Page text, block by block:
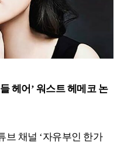
헤어’ 워스트 헤메코 논
브 채널 ‘자유부인 한가